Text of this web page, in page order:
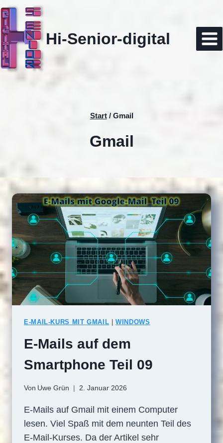
Zum
Inhalt
springen
Hi-Senior-digital
Start / Gmail
Gmail
E-MAIL-KURS MIT GMAIL |WINDOWS
E-Mails auf dem
Smartphone Teil 09
Von Uwe Grün 2. Januar 2026
E-Mails auf Gmail mit einem Computer
lesen. Viel Spaß mit dem neunten Teil des
E-Mail-Kurses. Da der Artikel sehr